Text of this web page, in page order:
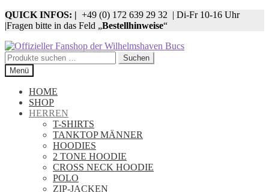
QUICK INFOS: | +49 (0) 172 639 29 32 | Di-Fr 10-16 Uhr
|Fragen bitte in das Feld „Bestellhinweise“
Zur
Navigation
springen
Zum
Inhalt
springen
Suchen
nach:
Suchen
Menü
HOME
SHOP
HERREN
T-SHIRTS
TANKTOP MÄNNER
HOODIES
2 TONE HOODIE
CROSS NECK HOODIE
POLO
ZIP-JACKEN